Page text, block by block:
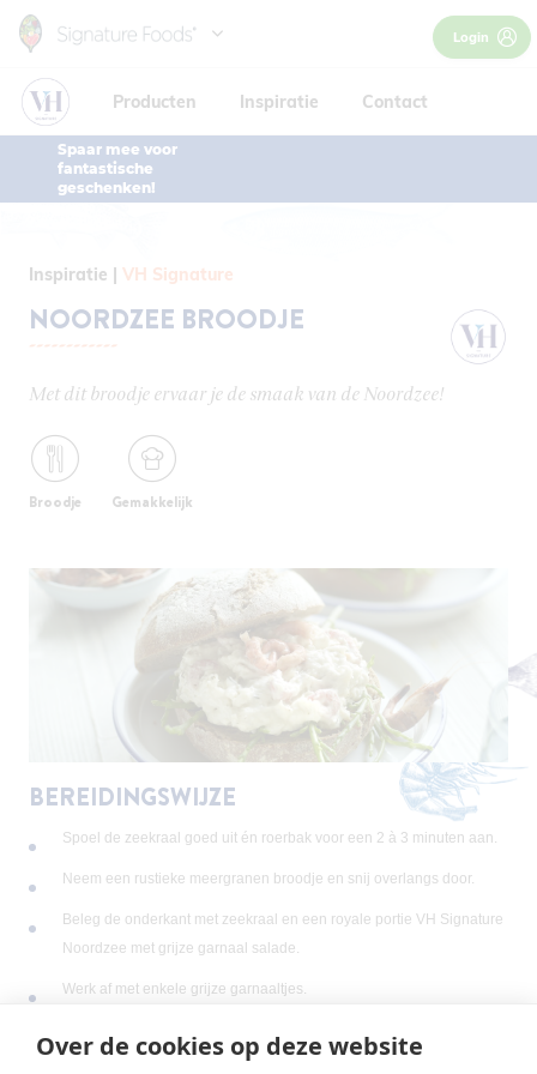
Over de cookies op deze website
Skip
main
content
Login
Inspiratie
België / NL
België / NL
Belgique / FR
Producten Inspiratie Contact
Spaar mee voor
fantastische
geschenken!
Inspiratie VH Signature
NOORDZEE BROODJE
Met dit broodje ervaar je de smaak van de Noordzee!
Broodje Gemakkelijk
BEREIDINGSWIJZE
Spoel de zeekraal goed uit én roerbak voor een 2 à 3 minuten aan.
Neem een rustieke meergranen broodje en snij overlangs door.
Beleg de onderkant met zeekraal en een royale portie VH Signature
Noordzee met grijze garnaal salade.
Werk af met enkele grijze garnaaltjes.